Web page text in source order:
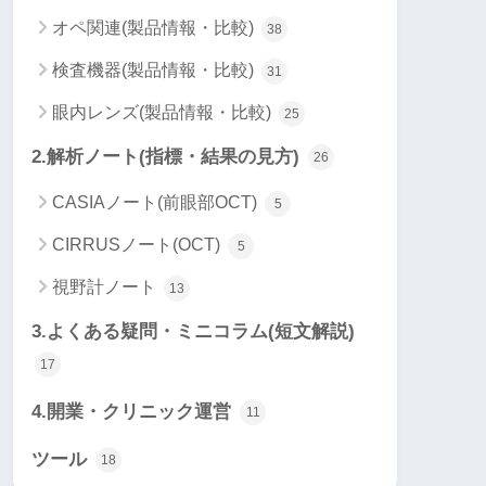
オペ関連(製品情報・比較) 38
検査機器(製品情報・比較) 31
眼内レンズ(製品情報・比較) 25
2.解析ノート(指標・結果の見方) 26
CASIAノート(前眼部OCT) 5
CIRRUSノート(OCT) 5
視野計ノート 13
3.よくある疑問・ミニコラム(短文解説)
17
4.開業・クリニック運営 11
ツール 18